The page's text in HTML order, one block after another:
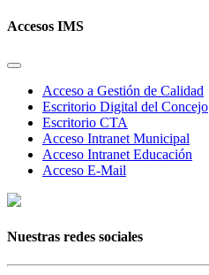
Accesos IMS
Acceso a Gestión de Calidad
Escritorio Digital del Concejo
Escritorio CTA
Acceso Intranet Municipal
Acceso Intranet Educación
Acceso E-Mail
Nuestras redes sociales